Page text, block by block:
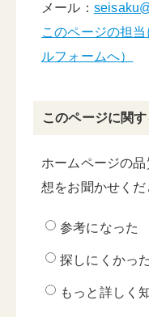
メール：
このページの担
ルフォームへ）
このページに関
ホームページの
想をお聞かせくだ
参考になった
探しにくかった
もっと詳しく